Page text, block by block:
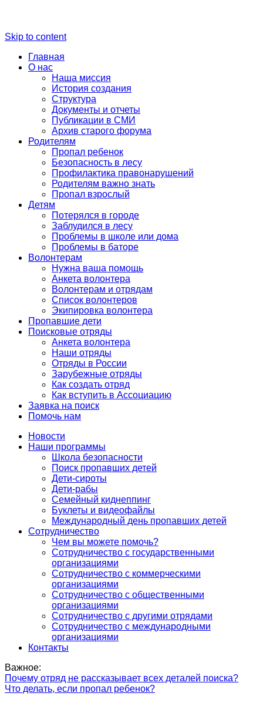
Skip to content
Главная
О нас
Наша миссия
История создания
Структура
Документы и отчеты
Публикации в СМИ
Архив старого форума
Родителям
Пропал ребенок
Безопасность в лесу
Профилактика правонарушений
Родителям важно знать
Пропал взрослый
Детям
Потерялся в городе
Заблудился в лесу
Проблемы в школе или дома
Проблемы в баторе
Волонтерам
Нужна ваша помощь
Анкета волонтера
Волонтерам и отрядам
Список волонтеров
Экипировка волонтера
Пропавшие дети
Поисковые отряды
Анкета волонтера
Наши отряды
Отряды в России
Зарубежные отряды
Как создать отряд
Как вступить в Ассоциацию
Заявка на поиск
Помочь нам
Новости
Наши программы
Школа безопасности
Поиск пропавших детей
Дети-сироты
Дети-рабы
Семейный киднеппинг
Буклеты и видеофайлы
Международный день пропавших детей
Сотрудничество
Чем вы можете помочь?
Сотрудничество с государственными
организациями
Сотрудничество с коммерческими
организациями
Сотрудничество с общественными
организациями
Сотрудничество с другими отрядами
Сотрудничество с международными
организациями
Контакты
Важное:
Почему отряд не рассказывает всех деталей поиска?
Что делать, если пропал ребенок?